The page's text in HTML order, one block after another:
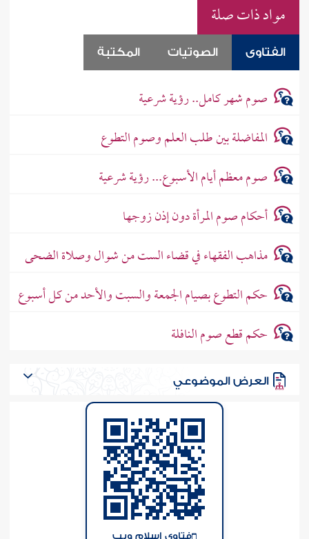
مواد ذات صلة
الفتاوى الصوتيات المكتبة
صوم شهر كامل.. رؤية شرعية
المفاضلة بين طلب العلم وصوم التطوع
صوم معظم أيام الأسبوع... رؤية شرعية
أحكام صوم المرأة دون إذن زوجها
مذاهب الفقهاء في قضاء الست من شوال وصلاة الضحى
حكم التطوع بصيام الجمعة والسبت والأحد من كل أسبوع
حكم قطع صوم النافلة
العرض الموضوعي
فتاوى إسلام ويب